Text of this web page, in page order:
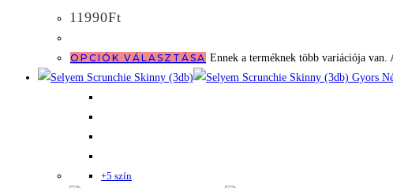
11990Ft
OPCIÓK VÁLASZTÁSA Ennek a terméknek több variációja
Gyors
+5 szín